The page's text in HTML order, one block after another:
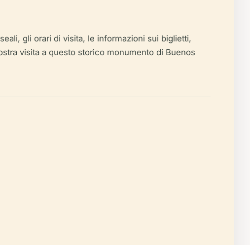
gli orari di visita, le informazioni sui biglietti,
visita a questo storico monumento di Buenos